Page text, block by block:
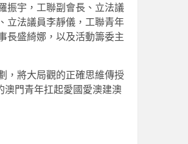
振宇，工聯副會長、立法議
立法議員李靜儀，工聯青年
長盛綺娜，以及活動籌委主
，將大局觀的正確思維傳授
澳門青年扛起愛國愛澳建澳